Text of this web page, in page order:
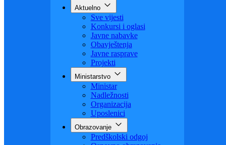
Aktuelno
Sve vijesti
Konkursi i oglasi
Javne nabavke
Obavještenja
Javne rasprave
Projekti
Ministarstvo
Ministar
Nadležnosti
Organizacija
Uposlenici